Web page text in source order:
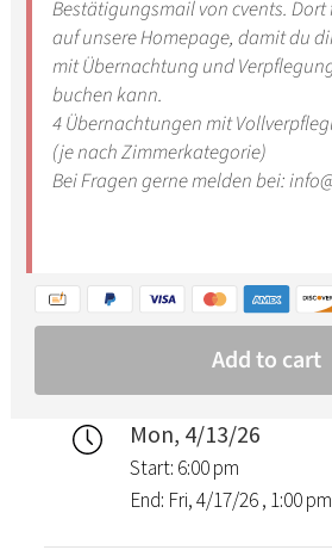
Mon, 4/13/26
Start: 6:00 pm
End: Fri, 4/17/26 , 1:00 pm